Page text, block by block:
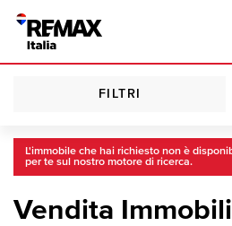
FILTRI
L'immobile che hai richiesto non è
per te sul nostro motore di ricerca.
Vendita Immobili